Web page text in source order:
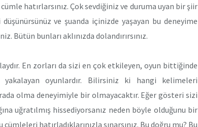
hatırlarsınız. Çok sevdiğiniz ve duruma uyan bir şiir
ve şuanda içinizde yaşayan bu deneyime
Bütün bunları aklınızda dolandırırsınız.
En zorları da sizi en çok etkileyen, oyun bittiğinde
oyunlardır. Bilirsiniz ki hangi kelimeleri
olma deneyimiyle bir olmayacaktır. Eğer gösteri sizi
uğratılmış hissediyorsanız neden böyle olduğunu bir
hatırladıklarınızla sınarsınız. Bu doğru mu? Bu